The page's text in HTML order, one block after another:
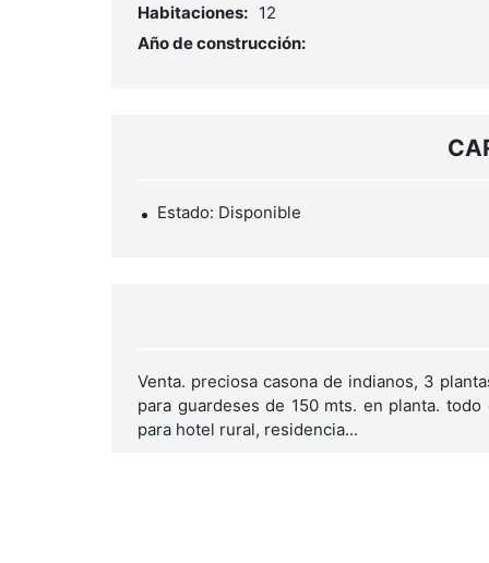
Habitaciones: 12
Año de construcción:
Estado: Disponible
Venta. preciosa casona de indianos, 3
para guardeses de 150 mts. en planta.
para hotel rural, residencia...